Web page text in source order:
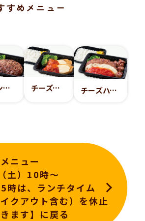
すめメニュー
グランペッパーハンバーグ弁当 チーズたっぷりチキンイタリアンステーキ弁当 チーズハンバーグ＆プライムサイコロステーキ弁当
ニュー
土）10時～
は、ランチタイム
クアウト含む）を休止
ます】に戻る